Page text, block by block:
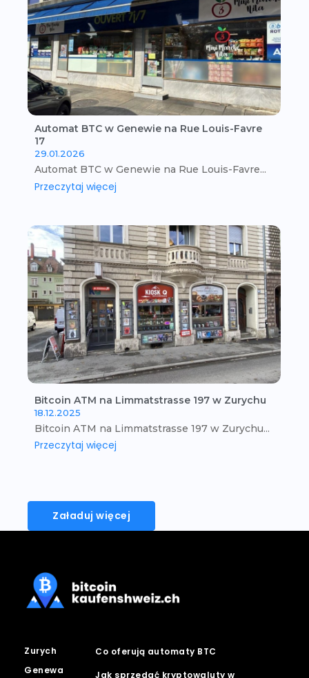
Automat BTC w Genewie na Rue Louis-Favre
17
29.01.2026
Automat BTC w Genewie na Rue Louis-Favre...
Przeczytaj więcej
Bitcoin ATM na Limmatstrasse 197 w Zurychu
18.12.2025
Bitcoin ATM na Limmatstrasse 197 w Zurychu...
Przeczytaj więcej
Załaduj więcej
Zurych
Genewa
Co oferują automaty BTC
Jak sprzedać kryptowaluty w